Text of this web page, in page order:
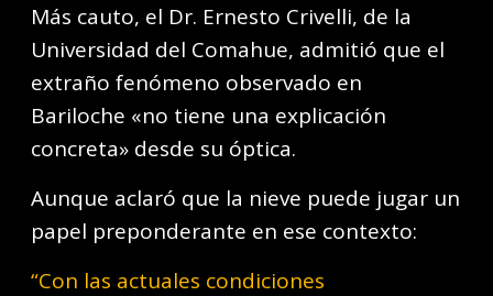
Más cauto, el Dr. Ernesto Crivelli, de la
Universidad del Comahue, admitió que el
extraño fenómeno observado en
Bariloche «no tiene una explicación
concreta» desde su óptica.
Aunque aclaró que la nieve puede jugar un
papel preponderante en ese contexto:
“Con las actuales condiciones